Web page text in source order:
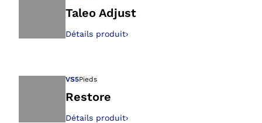
Taleo Adjust
Détails produit›
VS5Pieds
Restore
Détails produit›